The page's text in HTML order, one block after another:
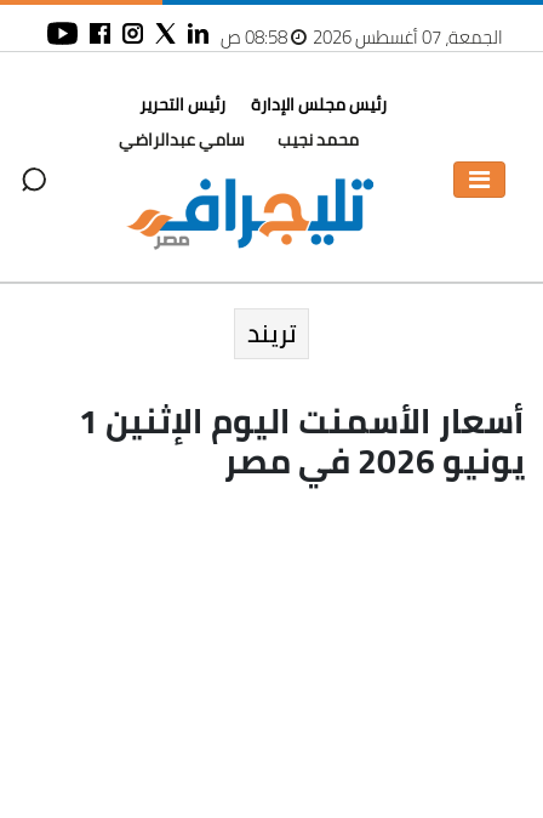
الجمعة، 07 أغسطس 2026 08:58 ص
رئيس مجلس الإدارة
محمد نجيب
رئيس التحرير
سامي عبدالراضي
تريند
أسعار الأسمنت اليوم الإثنين 1
يونيو 2026 في مصر